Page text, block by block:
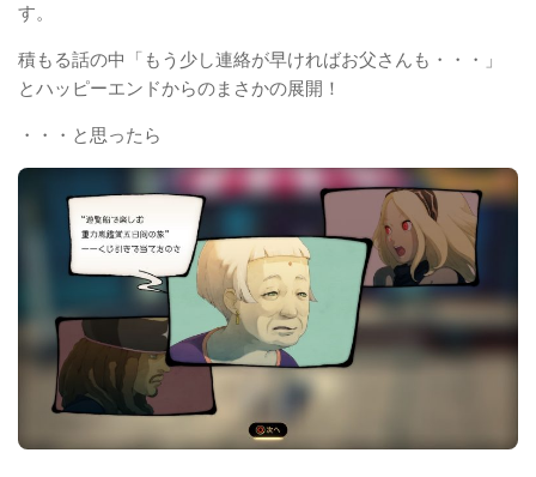
す。
積もる話の中「もう少し連絡が早ければお父さんも・・・」
とハッピーエンドからのまさかの展開！
・・・と思ったら